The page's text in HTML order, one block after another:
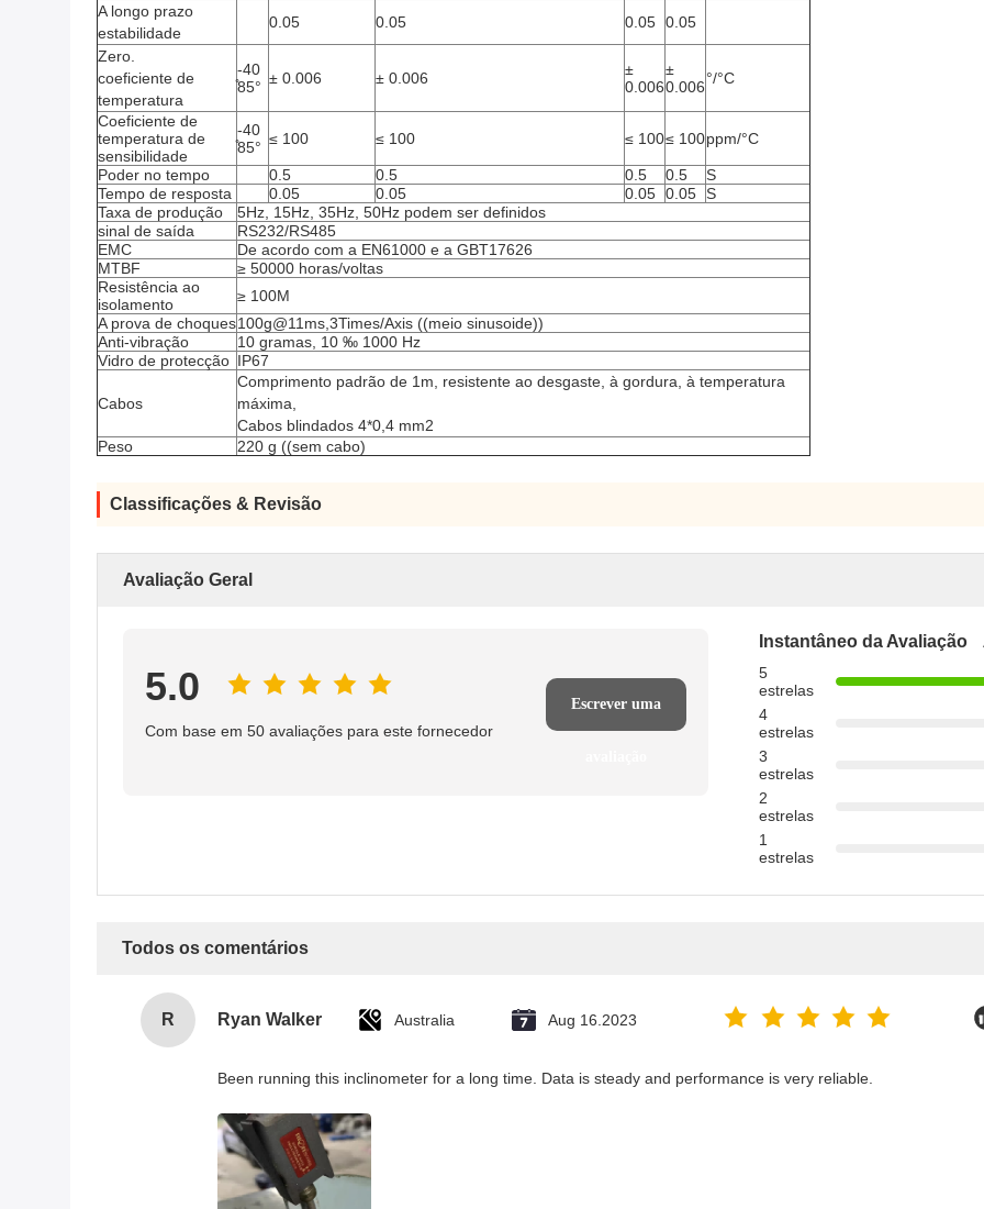
A longo prazo
estabilidade
0.05 0.05 0.05 0.05
Zero.
coeficiente de
temperatura
-40
̊85° ± 0.006 ± 0.006
±
0.006
±
0.006°/°C
Coeficiente de
temperatura de
sensibilidade
-40
̊85° ≤ 100 ≤ 100 ≤ 100≤ 100ppm/°C
Poder no tempo 0.5 0.5 0.5 0.5
S
Tempo de resposta
0.05 0.05 0.05 0.05 S
Taxa de produção
5Hz, 15Hz, 35Hz, 50Hz podem ser definidos
sinal de saída
RS232/RS485
EMC
De acordo com a EN61000 e a GBT17626
MTBF
≥ 50000 horas/voltas
Resistência ao
isolamento
≥ 100M
A prova de choques100g@11ms,3Times/Axis ((meio sinusoide))
Anti-vibração
10 gramas, 10 ‰ 1000 Hz
Vidro de protecção IP67
Cabos
Comprimento padrão de 1m, resistente ao desgaste, à gordura, à temperatura
máxima,
Cabos blindados 4*0,4 mm2
Peso
220 g ((sem cabo)
Classificações & Revisão
Avaliação Geral
5.0
Com base em 50 avaliações para este fornecedor
Escrever uma
Instantâneo da Avaliação
5
estrelas
4
estrelas
3
estrelas
2
estrelas
1
estrelas
Todos os comentários
R Ryan Walker Australia Aug 16.2023
Been running this inclinometer for a long time. Data is steady and performance is very reliable.